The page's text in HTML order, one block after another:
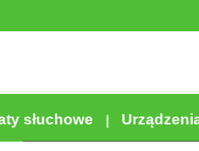
słuchowe